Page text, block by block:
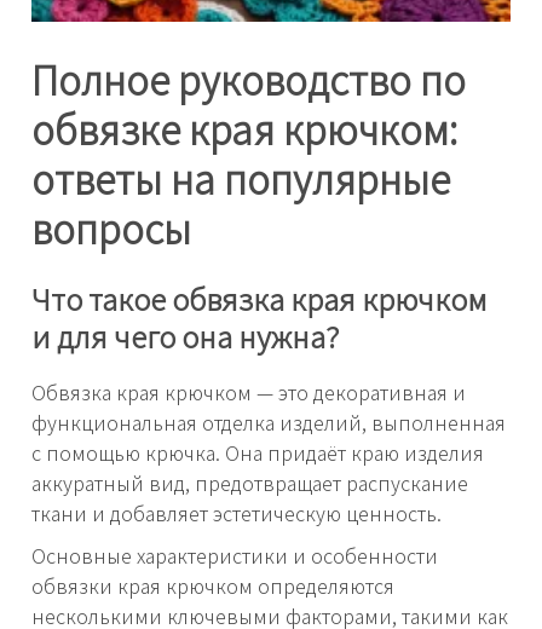
Полное руководство по
обвязке края крючком:
ответы на популярные
вопросы
Что такое обвязка края крючком
и для чего она нужна?
Обвязка края крючком — это декоративная и
функциональная отделка изделий, выполненная
с помощью крючка. Она придаёт краю изделия
аккуратный вид, предотвращает распускание
ткани и добавляет эстетическую ценность.
Основные характеристики и особенности
обвязки края крючком определяются
несколькими ключевыми факторами, такими как